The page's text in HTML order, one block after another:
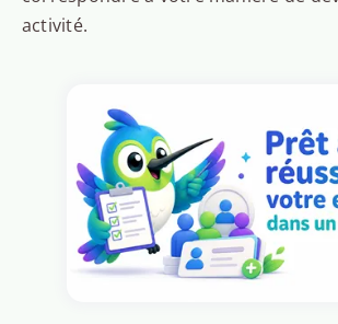
activité.